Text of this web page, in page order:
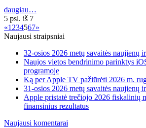
daugiau…
5 psl. iš 7
«1 234567»
Naujausi straipsniai
32-osios 2026 metų savaitės naujienų
Naujos vietos bendrinimo parinktys
programoje
Ką per Apple TV pažiūrėti 2026 m.
31-osios 2026 metų savaitės naujienų
Apple pristatė trečiojo 2026 fiskalinių
finansinius rezultatus
Naujausi komentarai